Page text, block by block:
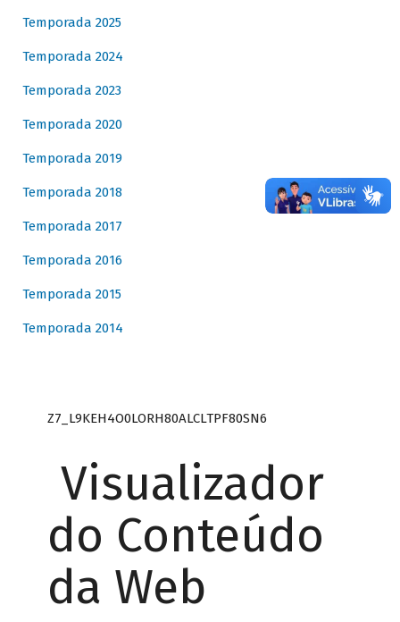
Temporada 2025
Temporada 2024
Temporada 2023
Temporada 2020
Temporada 2019
Temporada 2018
Temporada 2017
Temporada 2016
Temporada 2015
Temporada 2014
Z7_L9KEH4O0LORH80ALCLTPF80SN6
Visualizador
do Conteúdo
da Web